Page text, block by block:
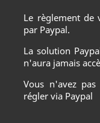
Le règlement de
par Paypal.
La solution
n'aura jamais
Vous n'avez
régler via Paypal